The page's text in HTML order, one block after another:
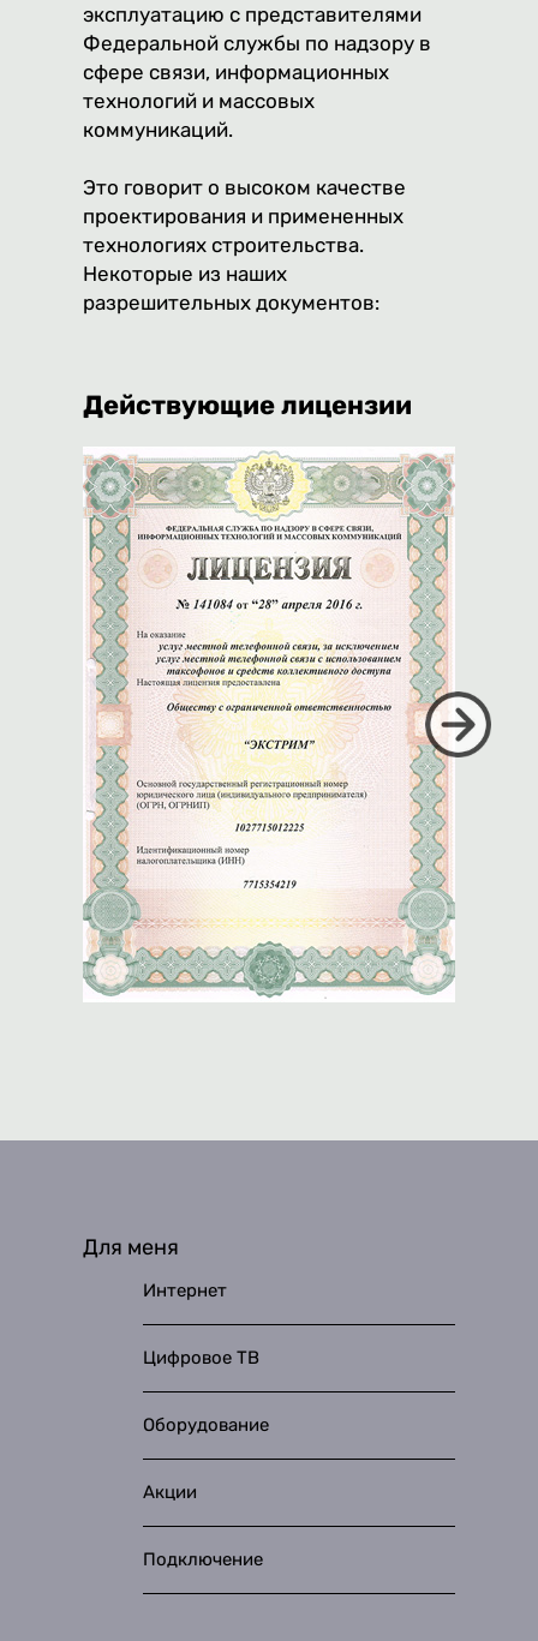
эксплуатацию с представителями
Федеральной службы по надзору в
сфере связи, информационных
технологий и массовых
коммуникаций.
Это говорит о высоком качестве
проектирования и примененных
технологиях строительства.
Некоторые из наших
разрешительных документов:
Действующие лицензии
Для меня
Интернет
Цифровое ТВ
Оборудование
Акции
Подключение